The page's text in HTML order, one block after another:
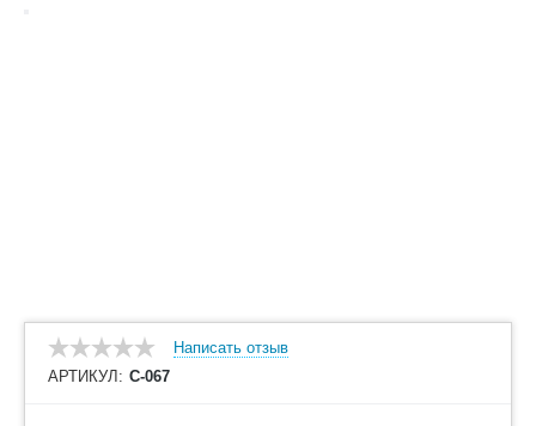
Написать отзыв
АРТИКУЛ: С-067